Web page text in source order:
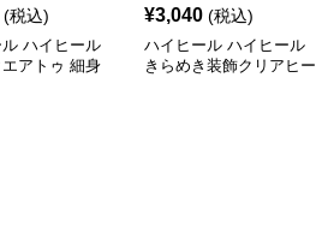
(税込)
ハイヒール
アトゥ 細身
¥3,040 (税込)
ハイヒール ハイヒール
きらめき装飾クリアヒー